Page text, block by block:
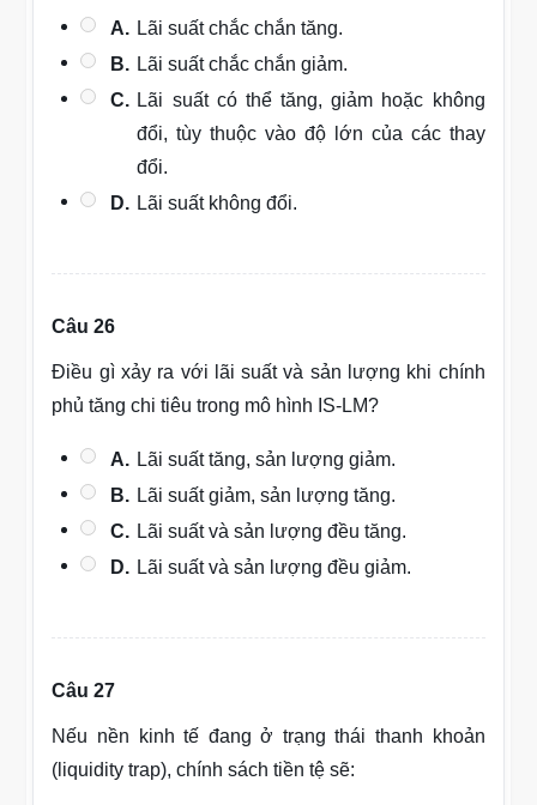
A. Lãi suất chắc chắn tăng.
B. Lãi suất chắc chắn giảm.
C. Lãi suất có thể tăng, giảm hoặc không
đổi, tùy thuộc vào độ lớn của các thay
đổi.
D. Lãi suất không đổi.
Câu 26
Điều gì xảy ra với lãi suất và sản lượng khi chính
phủ tăng chi tiêu trong mô hình IS-LM?
A. Lãi suất tăng, sản lượng giảm.
B. Lãi suất giảm, sản lượng tăng.
C. Lãi suất và sản lượng đều tăng.
D. Lãi suất và sản lượng đều giảm.
Câu 27
Nếu nền kinh tế đang ở trạng thái thanh khoản
(liquidity trap), chính sách tiền tệ sẽ: